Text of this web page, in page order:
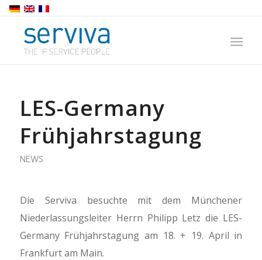
LES-Germany
Frühjahrstagung
NEWS
Die Serviva besuchte mit dem Münchener
Niederlassungsleiter Herrn Philipp Letz die LES-
Germany Frühjahrstagung am 18. + 19. April in
Frankfurt am Main.